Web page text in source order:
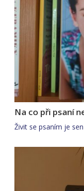
Na co při psaní
Živit se psaním je